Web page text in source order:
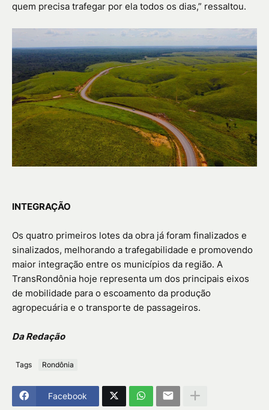
quem precisa trafegar por ela todos os dias,” ressaltou.
INTEGRAÇÃO
Os quatro primeiros lotes da obra já foram finalizados e
sinalizados, melhorando a trafegabilidade e promovendo
maior integração entre os municípios da região. A
TransRondônia hoje representa um dos principais eixos
de mobilidade para o escoamento da produção
agropecuária e o transporte de passageiros.
Da Redação
Tags Rondônia
Facebook